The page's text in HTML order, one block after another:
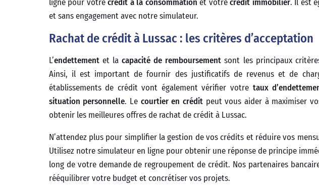
et sans engagement avec notre simulateur.
Rachat de crédit à Lussac : les critères d’acceptation
L’endettementet lacapacité de remboursement sont les principaux
Ainsi, il est important de fournir des justificatifs de revenus et de
établissements de crédit vont également vérifier votre taux
situation personnelle. Le courtier en crédit peut vous aider à maximiser
obtenir les meilleures offres de rachat de crédit à Lussac.
N’attendez plus pour simplifier la gestion de vos crédits et réduire vos
Utilisez notre simulateur en ligne pour obtenir une réponse de principe
long de votre demande de regroupement de crédit. Nos partenaires
rééquilibrer votre budget et concrétiser vos projets.